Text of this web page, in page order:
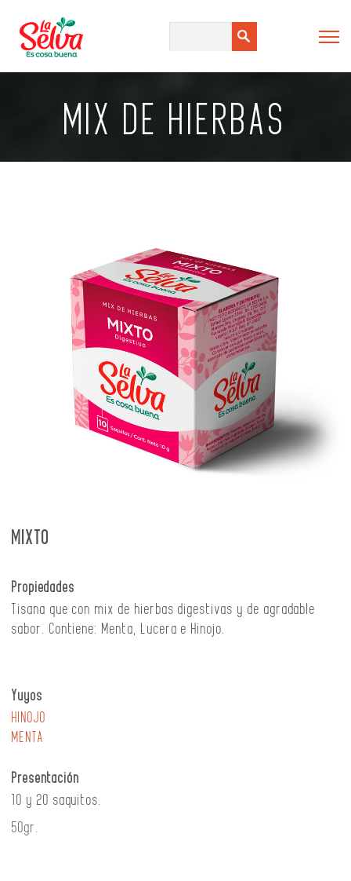
MIX DE HIERBAS
MIXTO
Propiedades
Tisana que con mix de hierbas digestivas y de agradable
sabor. Contiene: Menta, Lucera e Hinojo.
Yuyos
HINOJO
MENTA
Presentación
10 y 20 saquitos.
50gr.